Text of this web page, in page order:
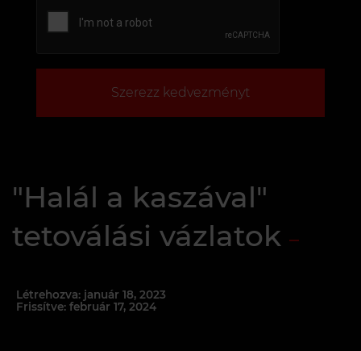
Szerezz kedvezményt
"Halál a kaszával"
tetoválási vázlatok
Létrehozva: január 18, 2023
Frissítve: február 17, 2024